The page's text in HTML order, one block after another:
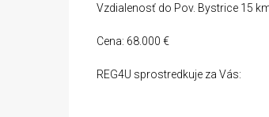
Vzdialenosť do Pov. Bystrice 15
Cena: 68.000 €
REG4U sprostredkuje za Vás: